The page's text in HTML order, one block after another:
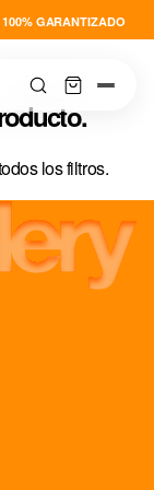
100% GARANTIZADO
los filtros.